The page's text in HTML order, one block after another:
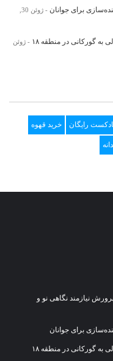
برای جوانان
گورکانی در منطقه ۱۸
ژوئن
رایگان خرید قهوه
نیازمند نگاهی نو و
برای جوانان
گورکانی در منطقه ۱۸